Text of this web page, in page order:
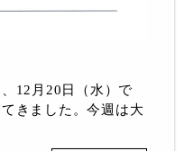
12月20日（水）で
きました。今週は大